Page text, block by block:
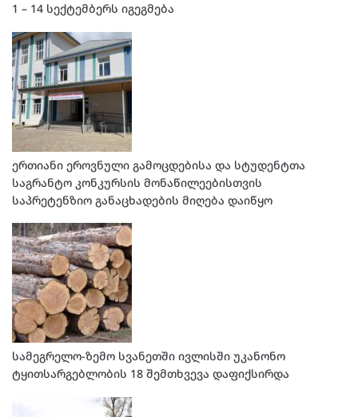
1 – 14 სექტემბერს იგეგმება
ერთიანი ეროვნული გამოცდებისა და სტუდენტთა
საგრანტო კონკურსის მონაწილეებისთვის
საპრეტენზიო განაცხადების მიღება დაიწყო
სამეგრელო-ზემო სვანეთში ივლისში უკანონო
ტყითსარგებლობის 18 შემთხვევა დაფიქსირდა